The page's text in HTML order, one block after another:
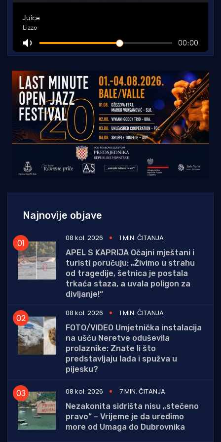
Najnovije objave
08 kol. 2026
1 MIN. ČITANJA
APEL S KAPRIJA Očajni mještani i
turisti poručuju: „Živimo u strahu
od tragedije, šetnica je postala
trkaća staza, a uvala poligon za
divljanje!“
08 kol. 2026
1 MIN. ČITANJA
FOTO/VIDEO Umjetnička instalacija
na ušću Neretve oduševila
prolaznike: Znate li što
predstavljaju lađa i spužva u
pijesku?
08 kol. 2026
7 MIN. ČITANJA
Nezakonita sidrišta nisu „stečeno
pravo“ – Vrijeme je da uredimo
more od Umaga do Dubrovnika